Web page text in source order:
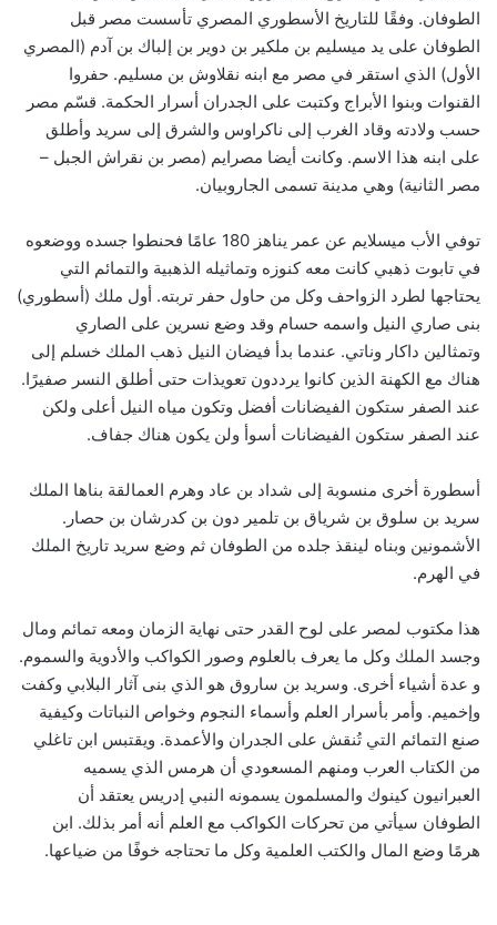
الطوفان. وفقًا للتاريخ الأسطوري المصري تأسست مصر قبل
الطوفان على يد ميسليم بن ملكير بن دوير بن إلباك بن آدم (المصري
الأول) الذي استقر في مصر مع ابنه نقلاوش بن مسليم. حفروا
القنوات وبنوا الأبراج وكتبت على الجدران أسرار الحكمة. قسّم مصر
حسب ولادته وقاد الغرب إلى ناكراوس والشرق إلى سريد وأطلق
على ابنه هذا الاسم. وكانت أيضا مصرايم (مصر بن نقراش الجبل –
مصر الثانية) وهي مدينة تسمى الجاروبيان.
توفي الأب ميسلايم عن عمر يناهز 180 عامًا فحنطوا جسده ووضعوه
في تابوت ذهبي كانت معه كنوزه وتماثيله الذهبية والتمائم التي
يحتاجها لطرد الزواحف وكل من حاول حفر تربته. أول ملك (أسطوري)
بنى صاري النيل واسمه حسام وقد وضع نسرين على الصاري
وتمثالين داكار وناتي. عندما بدأ فيضان النيل ذهب الملك خسلم إلى
هناك مع الكهنة الذين كانوا يرددون تعويذات حتى أطلق النسر صفيرًا.
عند الصفر ستكون الفيضانات أفضل وتكون مياه النيل أعلى ولكن
عند الصفر ستكون الفيضانات أسوأ ولن يكون هناك جفاف.
أسطورة أخرى منسوبة إلى شداد بن عاد وهرم العمالقة بناها الملك
سريد بن سلوق بن شرياق بن تلمير دون بن كدرشان بن حصار.
الأشمونين وبناه لينقذ جلده من الطوفان ثم وضع سريد تاريخ الملك
في الهرم.
هذا مكتوب لمصر على لوح القدر حتى نهاية الزمان ومعه تمائم ومال
وجسد الملك وكل ما يعرف بالعلوم وصور الكواكب والأدوية والسموم.
و عدة أشياء أخرى. وسريد بن ساروق هو الذي بنى آثار البلابي وكفت
وإخميم. وأمر بأسرار العلم وأسماء النجوم وخواص النباتات وكيفية
صنع التمائم التي تُنقش على الجدران والأعمدة. ويقتبس ابن تاغلي
من الكتاب العرب ومنهم المسعودي أن هرمس الذي يسميه
العبرانيون كينوك والمسلمون يسمونه النبي إدريس يعتقد أن
الطوفان سيأتي من تحركات الكواكب مع العلم أنه أمر بذلك. ابن
هرمًا وضع المال والكتب العلمية وكل ما تحتاجه خوفًا من ضياعها.